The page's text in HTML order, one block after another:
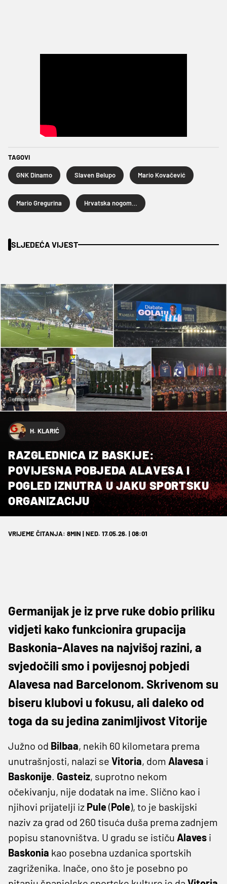
TAGOVI
GNK Dinamo Slaven Belupo Mario Kovačević
Mario Gregurina
SLJEDEĆA VIJEST
Germanijak
H. KLARIĆ
RAZGLEDNICA IZ BASKIJE:
POVIJESNA POBJEDA ALAVESA I
POGLED IZNUTRA U JAKU SPORTSKU
ORGANIZACIJU
VRIJEME ČITANJA: 8MIN | NED. 17.05.26. | 08:01
Germanijak je iz prve ruke dobio priliku
vidjeti kako funkcionira grupacija
Baskonia-Alaves na najvišoj razini, a
svjedočili smo i povijesnoj pobjedi
Alavesa nad Barcelonom. Skrivenom su
biseru klubovi u fokusu, ali daleko od
toga da su jedina zanimljivost Vitorije
Južno od Bilbaa, nekih 60 kilometara prema
unutrašnjosti, nalazi se Vitoria, dom Alavesa i
Baskonije. Gasteiz, suprotno nekom
očekivanju, nije dodatak na ime. Slično kao i
njihovi prijatelji iz Pule(Pole), to je baskijski
naziv za grad od 260 tisuća duša prema zadnjem
popisu stanovništva. U gradu se ističu Alaves i
Baskonia kao posebna uzdanica sportskih
zagriženika. Inače, ono što je posebno po